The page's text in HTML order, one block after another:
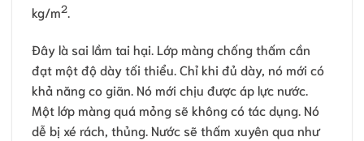
kg/m2.
Đây là sai lầm tai hại. Lớp màng chống thấm cần
đạt một độ dày tối thiểu. Chỉ khi đủ dày, nó mới có
khả năng co giãn. Nó mới chịu được áp lực nước.
Một lớp màng quá mỏng sẽ không có tác dụng. Nó
dễ bị xé rách, thủng. Nước sẽ thấm xuyên qua như